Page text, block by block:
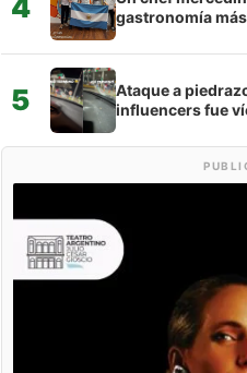
4
gastronomía
5
Ataque a
influencers fue